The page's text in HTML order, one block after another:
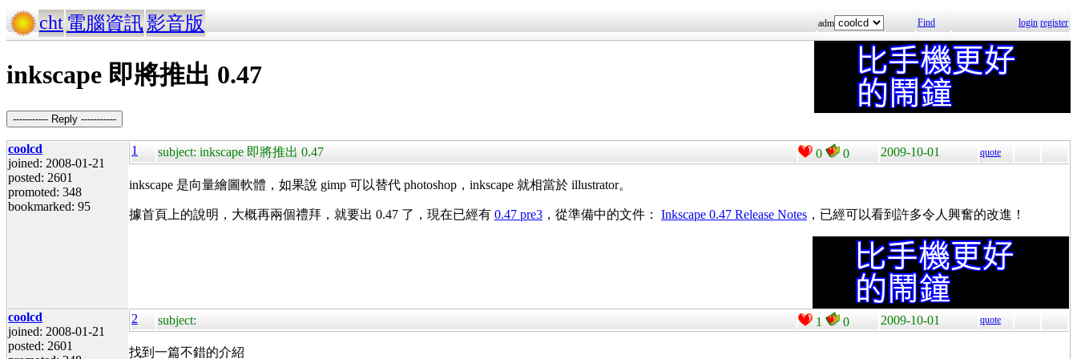
cht 電腦資訊影音版 adm Find login register
inkscape 即將推出 0.47
----------- Reply -----------
coolcd
joined: 2008-01-21
posted: 2601
promoted: 348
bookmarked: 95
1 subject: inkscape 即將推出 0.47 0 0 2009-10-01 quote
inkscape 是向量繪圖軟體，如果說 gimp 可以替代 photoshop，inkscape 就相當於 illustrator。
據首頁上的說明，大概再兩個禮拜，就要出 0.47 了，現在已經有 0.47 pre3 ，從準備中的文件： Inkscape 0.47 Release Notes ，已經可以看到許多令人興奮的改進！
coolcd
joined: 2008-01-21
posted: 2601
2 subject: 1 0 2009-10-01 quote
找到一篇不錯的介紹